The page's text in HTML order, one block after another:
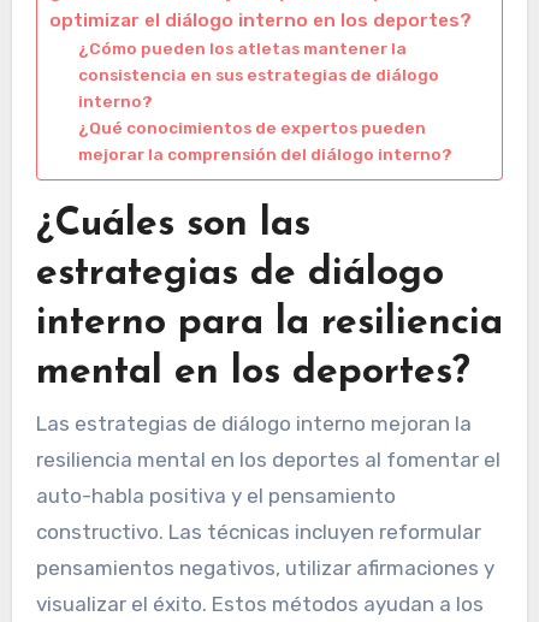
optimizar el diálogo interno en los deportes?
¿Cómo pueden los atletas mantener la
consistencia en sus estrategias de diálogo
interno?
¿Qué conocimientos de expertos pueden
mejorar la comprensión del diálogo interno?
¿Cuáles son las
estrategias de diálogo
interno para la resiliencia
mental en los deportes?
Las estrategias de diálogo interno mejoran la
resiliencia mental en los deportes al fomentar el
auto-habla positiva y el pensamiento
constructivo. Las técnicas incluyen reformular
pensamientos negativos, utilizar afirmaciones y
visualizar el éxito. Estos métodos ayudan a los